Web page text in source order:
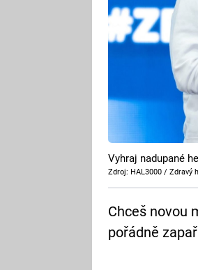
Vyhraj nadupané
Zdroj: HAL3000 / Zdravý
Chceš novou
pořádně